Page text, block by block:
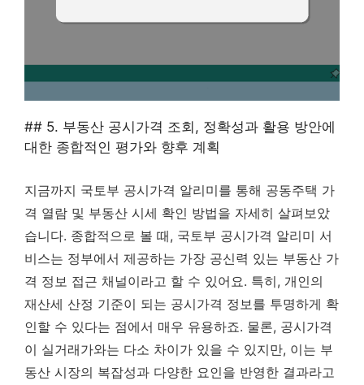
## 5. 부동산 공시가격 조회, 정확성과 활용 방안에
대한 종합적인 평가와 향후 계획
지금까지 국토부 공시가격 알리미를 통해 공동주택 가
격 열람 및 부동산 시세 확인 방법을 자세히 살펴보았
습니다. 종합적으로 볼 때, 국토부 공시가격 알리미 서
비스는 정부에서 제공하는 가장 공신력 있는 부동산 가
격 정보 접근 채널이라고 할 수 있어요. 특히, 개인의
재산세 산정 기준이 되는 공시가격 정보를 투명하게 확
인할 수 있다는 점에서 매우 유용하죠. 물론, 공시가격
이 실거래가와는 다소 차이가 있을 수 있지만, 이는 부
동산 시장의 복잡성과 다양한 요인을 반영한 결과라고